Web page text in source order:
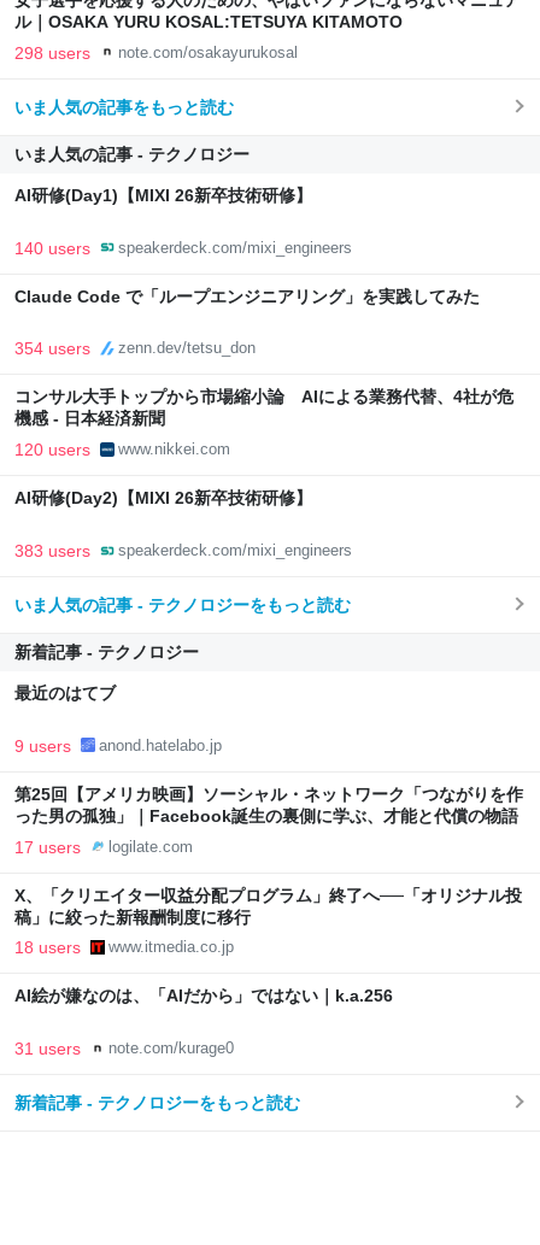
ル｜OSAKA YURU KOSAL:TETSUYA KITAMOTO
298 users note.com/osakayurukosal
いま人気の記事をもっと読む
いま人気の記事 - テクノロジー
AI研修(Day1)【MIXI 26新卒技術研修】
140 users speakerdeck.com/mixi_engineers
Claude Code で「ループエンジニアリング」を実践してみた
354 users zenn.dev/tetsu_don
コンサル大手トップから市場縮小論 AIによる業務代替、4社が危
機感 - 日本経済新聞
120 users www.nikkei.com
AI研修(Day2)【MIXI 26新卒技術研修】
383 users speakerdeck.com/mixi_engineers
いま人気の記事 - テクノロジーをもっと読む
新着記事 - テクノロジー
最近のはてブ
9 users anond.hatelabo.jp
第25回【アメリカ映画】ソーシャル・ネットワーク「つながりを作
った男の孤独」｜Facebook誕生の裏側に学ぶ、才能と代償の物語
17 users logilate.com
X、「クリエイター収益分配プログラム」終了へ──「オリジナル投
稿」に絞った新報酬制度に移行
18 users www.itmedia.co.jp
AI絵が嫌なのは、「AIだから」ではない｜k.a.256
31 users note.com/kurage0
新着記事 - テクノロジーをもっと読む